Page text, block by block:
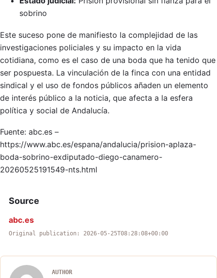
sobrino
Este suceso pone de manifiesto la complejidad de las
investigaciones policiales y su impacto en la vida
cotidiana, como es el caso de una boda que ha tenido que
ser pospuesta. La vinculación de la finca con una entidad
sindical y el uso de fondos públicos añaden un elemento
de interés público a la noticia, que afecta a la esfera
política y social de Andalucía.
Fuente: abc.es –
https://www.abc.es/espana/andalucia/prision-aplaza-
boda-sobrino-exdiputado-diego-canamero-
20260525191549-nts.html
Source
abc.es
Original publication: 2026-05-25T08:28:08+00:00
AUTHOR